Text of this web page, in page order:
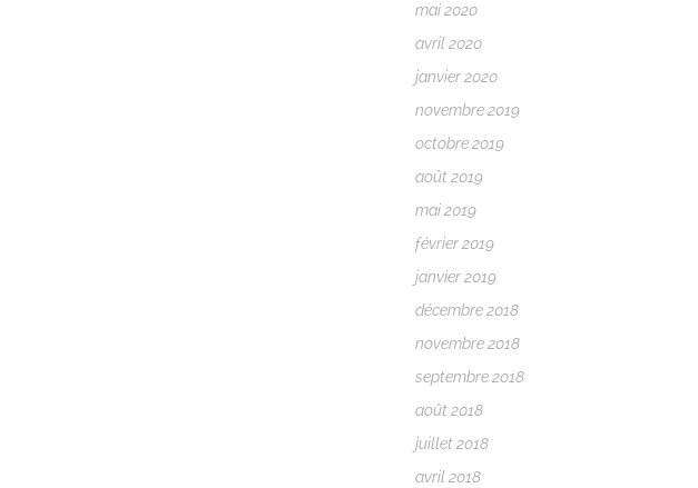
mai 2020
avril 2020
janvier 2020
novembre 2019
octobre 2019
août 2019
mai 2019
février 2019
janvier 2019
décembre 2018
novembre 2018
septembre 2018
août 2018
juillet 2018
avril 2018